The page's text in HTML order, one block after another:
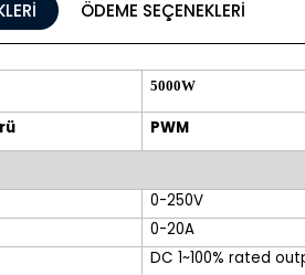
ÖDEME SEÇENEKLERI
5000W
PWM
0-250V
0-20A
DC 1~100% rated